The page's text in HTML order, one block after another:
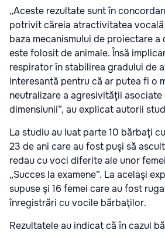
„Aceste rezultate sunt în
potrivit căreia atractivitatea
baza mecanismului de proiectare a
este folosit de animale. Însă
respirator în stabilirea gradului de
interesantă pentru că ar putea fi o
neutralizare a agresivităţii asociate
dimensiunii”, au explicat autorii
La studiu au luat parte 10 bărbaţi
23 de ani care au fost puşi să
redau cu voci diferite ale unor
„Succes la examene”. La acelaşi
supuse şi 16 femei care au fost
înregistrări cu vocile bărbaţilor.
Rezultatele au indicat că în cazul